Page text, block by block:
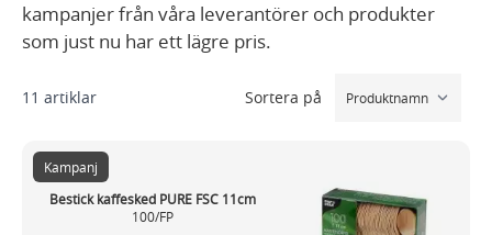
kampanjer från våra leverantörer och produkter
som just nu har ett lägre pris.
11 artiklar Sortera på
Bestick kaffesked PURE FSC 11cm
100/FP
Kampanj